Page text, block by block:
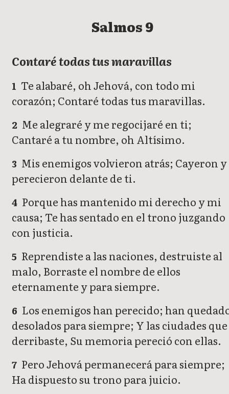
Salmos 9
Contaré todas tus maravillas
1 Te alabaré, oh Jehová, con todo mi
corazón; Contaré todas tus maravillas.
2 Me alegraré y me regocijaré en ti;
Cantaré a tu nombre, oh Altísimo.
3 Mis enemigos volvieron atrás; Cayeron y
perecieron delante de ti.
4 Porque has mantenido mi derecho y mi
causa; Te has sentado en el trono juzgando
con justicia.
5 Reprendiste a las naciones, destruiste al
malo, Borraste el nombre de ellos
eternamente y para siempre.
6 Los enemigos han perecido; han
desolados para siempre; Y las ciudades que
derribaste, Su memoria pereció con ellas.
7 Pero Jehová permanecerá para siempre;
Ha dispuesto su trono para juicio.